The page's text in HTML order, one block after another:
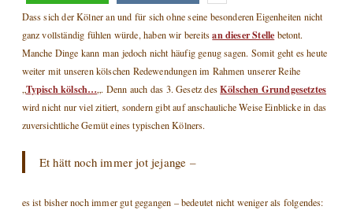
Dass sich der Kölner an und für sich ohne seine besonderen Eigenheiten nicht
ganz vollständig fühlen würde, haben wir bereitsan dieser Stelle betont.
Manche Dinge kann man jedoch nicht häufig genug sagen. Somit geht es heute
weiter mit unseren kölschen Redewendungen im Rahmen unserer Reihe
„Typisch kölsch…„. Denn auch das 3. Gesetz desKölschen Grundgesetztes
wird nicht nur viel zitiert, sondern gibt auf anschauliche Weise Einblicke in das
zuversichtliche Gemüt eines typischen Kölners.
Et hätt noch immer jot jejange –
es ist bisher noch immer gut gegangen – bedeutet nicht weniger als folgendes: